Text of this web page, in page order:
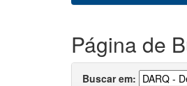
Página de
Buscar em: